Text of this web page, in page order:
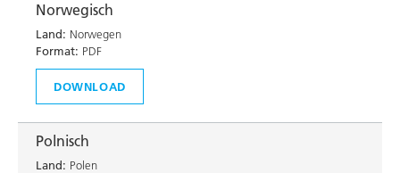
Norwegisch
Land: Norwegen
Format: PDF
DOWNLOAD
Polnisch
Land: Polen